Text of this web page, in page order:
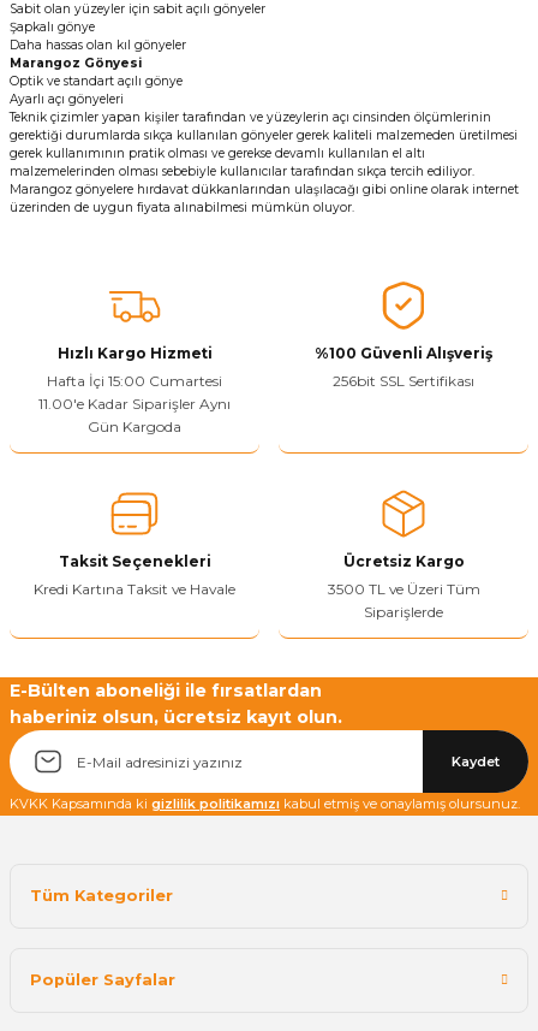
Sabit olan yüzeyler için sabit açılı gönyeler
Şapkalı gönye
Daha hassas olan kıl gönyeler
Marangoz Gönyesi
Optik ve standart açılı gönye
Ayarlı açı gönyeleri
Teknik çizimler yapan kişiler tarafından ve yüzeylerin açı cinsinden ölçümlerinin
gerektiği durumlarda sıkça kullanılan gönyeler gerek kaliteli malzemeden üretilmesi
gerek kullanımının pratik olması ve gerekse devamlı kullanılan el altı
malzemelerinden olması sebebiyle kullanıcılar tarafından sıkça tercih ediliyor.
Marangoz gönyelere hırdavat dükkanlarından ulaşılacağı gibi online olarak internet
üzerinden de uygun fiyata alınabilmesi mümkün oluyor.
Hızlı Kargo Hizmeti
Hafta İçi 15:00 Cumartesi
11.00'e Kadar Siparişler Aynı
Gün Kargoda
%100 Güvenli Alışveriş
256bit SSL Sertifikası
Taksit Seçenekleri
Kredi Kartına Taksit ve Havale
Ücretsiz Kargo
3500 TL ve Üzeri Tüm
Siparişlerde
E-Bülten aboneliği ile fırsatlardan
haberiniz olsun, ücretsiz kayıt olun.
Kaydet
KVKK Kapsamında ki gizlilik politikamızı kabul etmiş ve onaylamış olursunuz.
Tüm Kategoriler
Popüler Sayfalar